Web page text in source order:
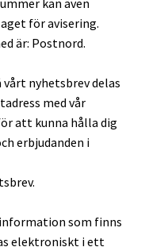
för avisering.
är: Postnord.
nyhetsbrev delas
med vår
att kunna hålla dig
erbjudanden i
som finns
elektroniskt i ett